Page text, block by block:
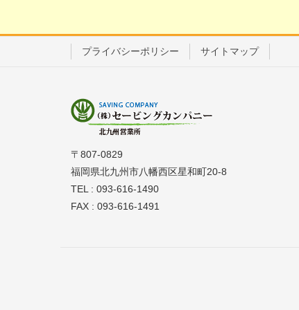
プライバシーポリシー サイトマップ
〒807-0829
福岡県北九州市八幡西区星和町20-8
TEL : 093-616-1490
FAX : 093-616-1491